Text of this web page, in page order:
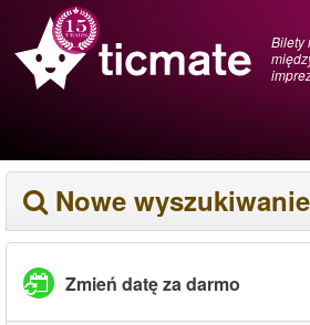
Bilety
Nowe wyszukiwanie
Zmień datę za darmo